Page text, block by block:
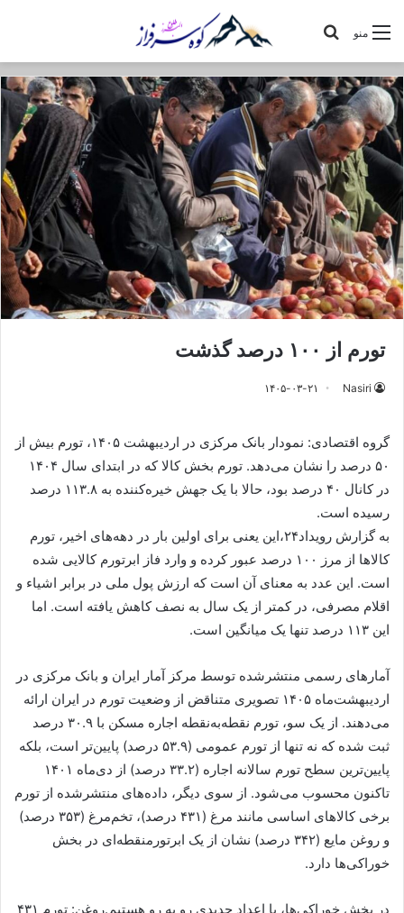
منو
تورم از ۱۰۰ درصد گذشت
Nasiri ۱۴۰۵-۰۳-۲۱
گروه اقتصادی: نمودار بانک مرکزی در اردیبهشت ۱۴۰۵، تورم بیش از
۵۰ درصد را نشان می‌دهد. تورم بخش کالا که در ابتدای سال ۱۴۰۴
در کانال ۴۰ درصد بود، حالا با یک جهش خیره‌کننده به ۱۱۳.۸ درصد
رسیده است.
به گزارش رویداد۲۴،این یعنی برای اولین بار در دهه‌های اخیر، تورم
کالا‌ها از مرز ۱۰۰ درصد عبور کرده و وارد فاز ابرتورم کالایی شده
است. این عدد به معنای آن است که ارزش پول ملی در برابر اشیاء و
اقلام مصرفی، در کمتر از یک سال به نصف کاهش یافته است. اما
این ۱۱۳ درصد تنها یک میانگین است.
آمار‌های رسمی منتشرشده توسط مرکز آمار ایران و بانک مرکزی در
اردیبهشت‌ماه ۱۴۰۵ تصویری متناقض از وضعیت تورم در ایران ارائه
می‌دهند. از یک سو، تورم نقطه‌به‌نقطه اجاره مسکن با ۳۰.۹ درصد
ثبت شده که نه تنها از تورم عمومی (۵۳.۹ درصد) پایین‌تر است، بلکه
پایین‌ترین سطح تورم سالانه اجاره (۳۳.۲ درصد) از دی‌ماه ۱۴۰۱
تاکنون محسوب می‌شود. از سوی دیگر، داده‌های منتشرشده از تورم
برخی کالا‌های اساسی مانند مرغ (۴۳۱ درصد)، تخم‌مرغ (۳۵۳ درصد)
و روغن مایع (۳۴۲ درصد) نشان از یک ابرتورمنقطه‌ای در بخش
خوراکی‌ها دارد.
در بخش خوراکی‌ها، با اعداد جدیدی رو به رو هستیم.روغن: تورم ۴۳۱